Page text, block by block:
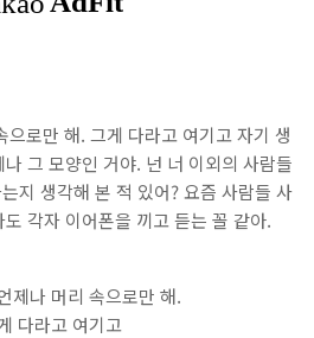
제나 머리 속으로만 해.
다라고 여기고